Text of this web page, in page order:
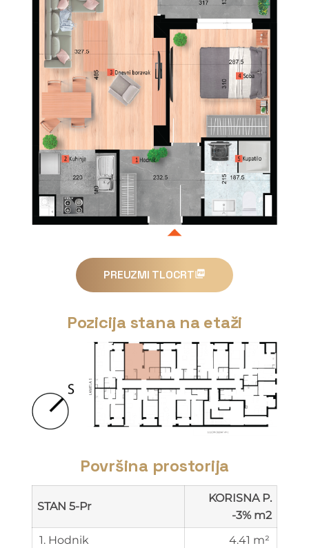
PREUZMI TLOCRT
Pozicija stana na etaži
Površina prostorija
STAN 5-Pr
KORISNA P.
-3% m2
1. Hodnik
4.41 m²